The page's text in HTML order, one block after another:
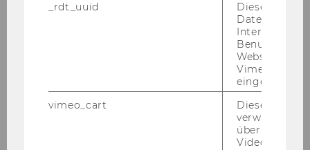
Haus­ord­nung
_rdt_uuid
Dieses
Daten über
Websites, auf
Vimeo-Video
eingebettet
vimeo_cart
Dieses
verwendet,
überprüfen,
Video